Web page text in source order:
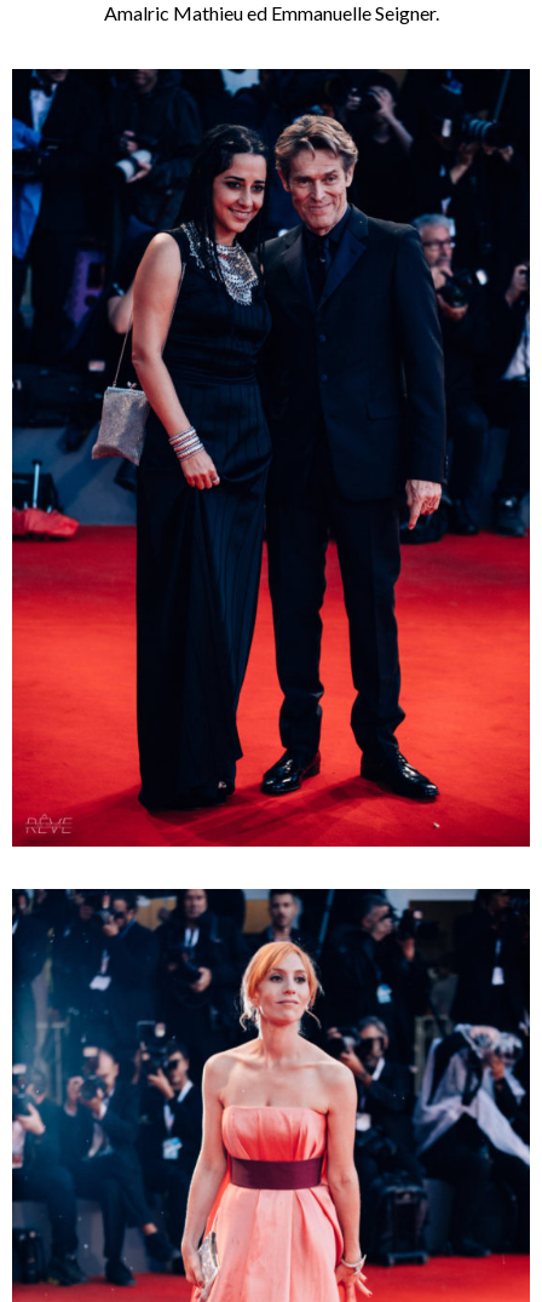
Amalric Mathieu ed Emmanuelle Seigner.